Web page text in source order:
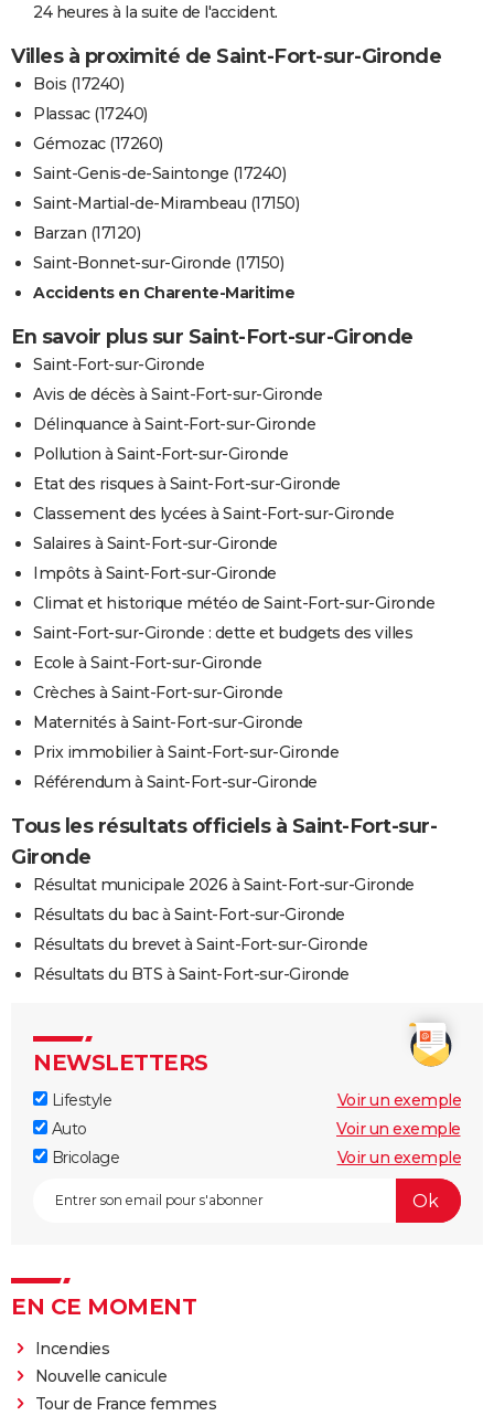
24 heures à la suite de l'accident.
Villes à proximité de Saint-Fort-sur-Gironde
Bois (17240)
Plassac (17240)
Gémozac (17260)
Saint-Genis-de-Saintonge (17240)
Saint-Martial-de-Mirambeau (17150)
Barzan (17120)
Saint-Bonnet-sur-Gironde (17150)
Accidents en Charente-Maritime
En savoir plus sur Saint-Fort-sur-Gironde
Saint-Fort-sur-Gironde
Avis de décès à Saint-Fort-sur-Gironde
Délinquance à Saint-Fort-sur-Gironde
Pollution à Saint-Fort-sur-Gironde
Etat des risques à Saint-Fort-sur-Gironde
Classement des lycées à Saint-Fort-sur-Gironde
Salaires à Saint-Fort-sur-Gironde
Impôts à Saint-Fort-sur-Gironde
Climat et historique météo de Saint-Fort-sur-Gironde
Saint-Fort-sur-Gironde : dette et budgets des villes
Ecole à Saint-Fort-sur-Gironde
Crèches à Saint-Fort-sur-Gironde
Maternités à Saint-Fort-sur-Gironde
Prix immobilier à Saint-Fort-sur-Gironde
Référendum à Saint-Fort-sur-Gironde
Tous les résultats officiels à Saint-Fort-sur-
Gironde
Résultat municipale 2026 à Saint-Fort-sur-Gironde
Résultats du bac à Saint-Fort-sur-Gironde
Résultats du brevet à Saint-Fort-sur-Gironde
Résultats du BTS à Saint-Fort-sur-Gironde
NEWSLETTERS
Lifestyle
Voir un exemple
Auto
Voir un exemple
Bricolage
Voir un exemple
EN CE MOMENT
Incendies
Nouvelle canicule
Tour de France femmes